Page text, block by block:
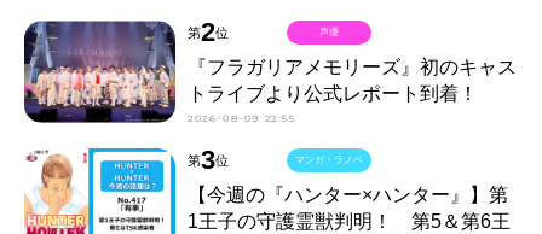
第2位
『フラガリアメモリーズ』初のキャス
トライブより公式レポート到着！
2026-08-09 22:55
声優
第3位
【今週の『ハンター×ハンター』】第
1王子の守護霊獣判明！ 第5＆第6王
マンガ・ラノベ